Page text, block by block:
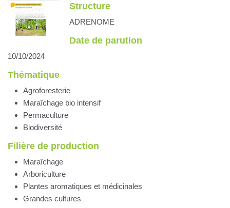
Structure
ADRENOME
Date de parution
10/10/2024
Thématique
Agroforesterie
Maraîchage bio intensif
Permaculture
Biodiversité
Filière de production
Maraîchage
Arboriculture
Plantes aromatiques et médicinales
Grandes cultures